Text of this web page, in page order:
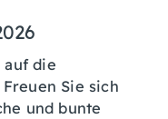
auf die
Sie sich
und bunte